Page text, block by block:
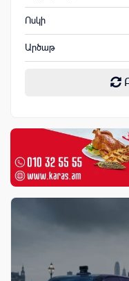
Ոսկի
Արծաթ